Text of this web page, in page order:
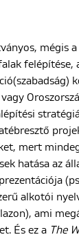
mégis
felépítése,
mert
hatása az
alkotói
ami
És ez a The